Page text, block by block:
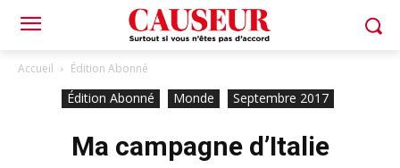
Accueil Édition Abonné
Édition Abonné Monde Septembre 2017
Ma campagne d’Italie